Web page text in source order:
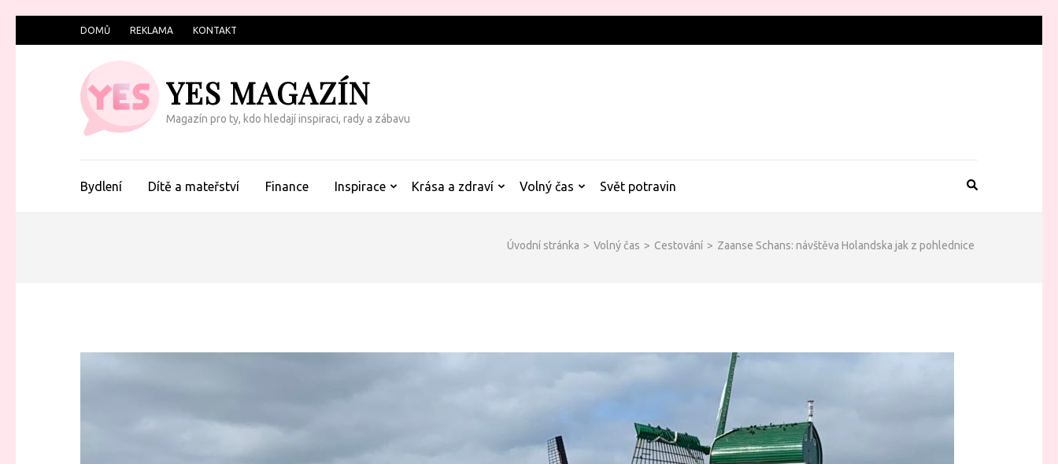
na
DOMŮ REKLAMA KONTAKT
YES MAGAZÍN
Magazín pro ty, kdo hledají inspiraci, rady a zábavu
Bydlení Dítě a mateřství Finance Inspirace Krása a zdraví Volný čas Svět potravin
Úvodní stránka > Volný čas > Cestování > Zaanse Schans: návštěva Holandska jak z pohlednice